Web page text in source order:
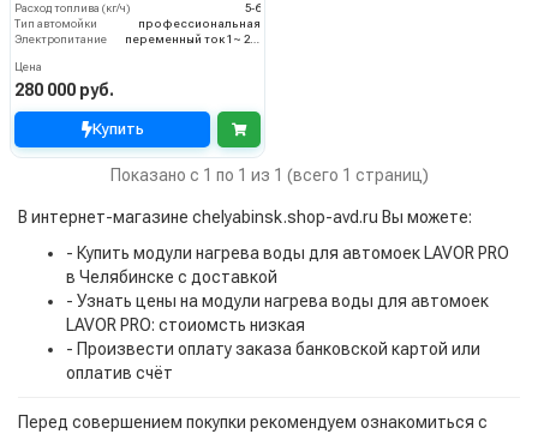
Расход топлива (кг/ч)
5-6
Тип автомойки
профессиональная
Электропитание
Цена
280 000 руб.
Купить
Показано с 1 по 1 из 1 (всего 1 страниц)
В интернет-магазине chelyabinsk.shop-avd.ru Вы можете:
- Купить модули нагрева воды для автомоек LAVOR PRO
в Челябинске с доставкой
- Узнать цены на модули нагрева воды для автомоек
LAVOR PRO: стоиомсть низкая
- Произвести оплату заказа банковской картой или
оплатив счёт
Перед совершением покупки рекомендуем ознакомиться с